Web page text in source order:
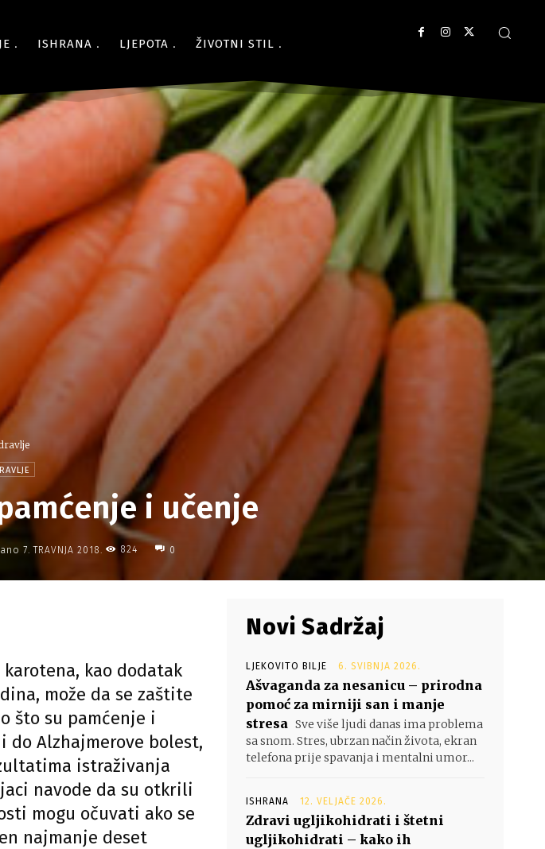
ISHRANA LJEPOTA ŽIVOTNI STIL
i učenje
7. TRAVNJA 2018. 824 0
kao dodatak
može da se zaštite
što su pamćenje i
Alzhajmerove bolest,
istraživanja
navode da su otkrili
mogu očuvati ako se
najmanje deset
Novi Sadržaj
LJEKOVITO BILJE 6. SVIBNJA 2026.
Ašvaganda za nesanicu – prirodna
pomoć za mirniji san i manje
stresa Sve više ljudi danas ima problema
sa snom. Stres, ubrzan način života, ekran
telefona prije spavanja i mentalni umor...
ISHRANA 12. VELJAČE 2026.
Zdravi ugljikohidrati i štetni
ugljikohidrati – kako ih